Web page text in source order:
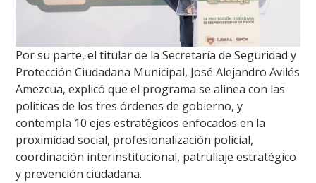
Por su parte, el titular de la Secretaría de Seguridad y
Protección Ciudadana Municipal, José Alejandro Avilés
Amezcua, explicó que el programa se alinea con las
políticas de los tres órdenes de gobierno, y
contempla 10 ejes estratégicos enfocados en la
proximidad social, profesionalización policial,
coordinación interinstitucional, patrullaje estratégico
y prevención ciudadana.